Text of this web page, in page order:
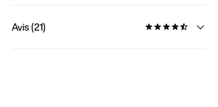
Avis (21)